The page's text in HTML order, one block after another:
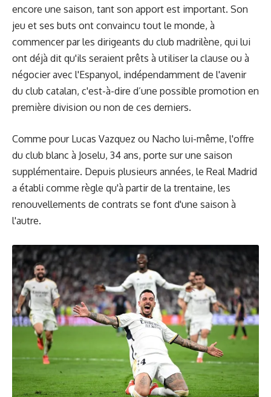
encore une saison, tant son apport est important. Son
jeu et ses buts ont convaincu tout le monde, à
commencer par les dirigeants du club madrilène, qui lui
ont déjà dit qu'ils seraient prêts à utiliser la clause ou à
négocier avec l'Espanyol, indépendamment de l'avenir
du club catalan, c'est-à-dire d’une possible promotion en
première division ou non de ces derniers.
Comme pour Lucas Vazquez ou Nacho lui-même, l'offre
du club blanc à Joselu, 34 ans, porte sur une saison
supplémentaire. Depuis plusieurs années, le Real Madrid
a établi comme règle qu'à partir de la trentaine, les
renouvellements de contrats se font d'une saison à
l'autre.